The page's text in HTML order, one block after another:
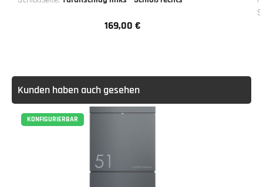
Regulärer Preis:
169,00 €
Kunden haben auch gesehen
KONFIGURIERBAR